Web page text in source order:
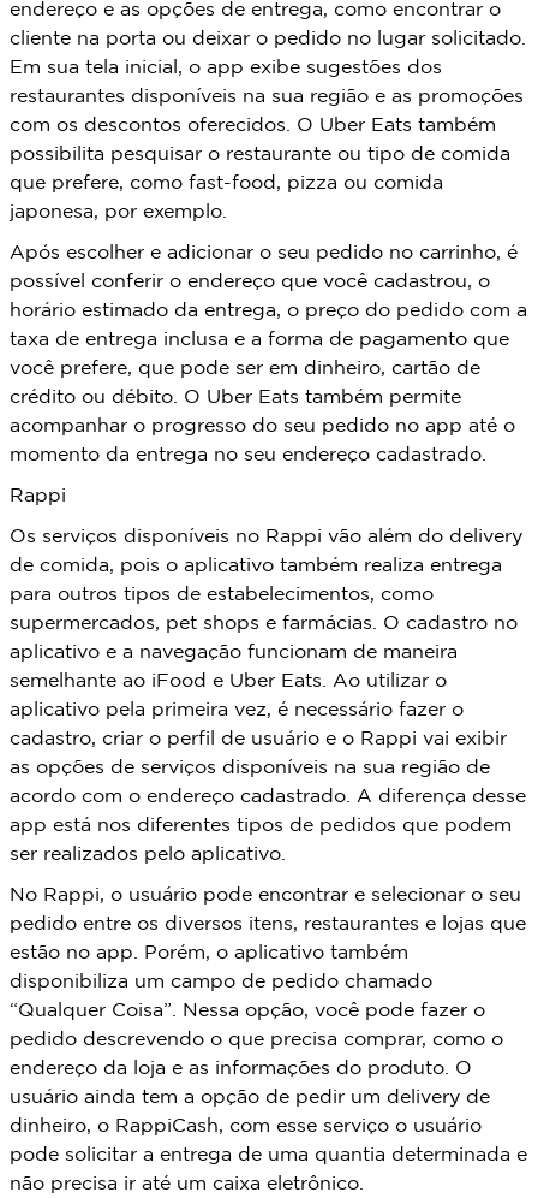
endereço e as opções de entrega, como encontrar o
cliente na porta ou deixar o pedido no lugar solicitado.
Em sua tela inicial, o app exibe sugestões dos
restaurantes disponíveis na sua região e as promoções
com os descontos oferecidos. O Uber Eats também
possibilita pesquisar o restaurante ou tipo de comida
que prefere, como fast-food, pizza ou comida
japonesa, por exemplo.
Após escolher e adicionar o seu pedido no carrinho, é
possível conferir o endereço que você cadastrou, o
horário estimado da entrega, o preço do pedido com a
taxa de entrega inclusa e a forma de pagamento que
você prefere, que pode ser em dinheiro, cartão de
crédito ou débito. O Uber Eats também permite
acompanhar o progresso do seu pedido no app até o
momento da entrega no seu endereço cadastrado.
Rappi
Os serviços disponíveis no Rappi vão além do delivery
de comida, pois o aplicativo também realiza entrega
para outros tipos de estabelecimentos, como
supermercados, pet shops e farmácias. O cadastro no
aplicativo e a navegação funcionam de maneira
semelhante ao iFood e Uber Eats. Ao utilizar o
aplicativo pela primeira vez, é necessário fazer o
cadastro, criar o perfil de usuário e o Rappi vai exibir
as opções de serviços disponíveis na sua região de
acordo com o endereço cadastrado. A diferença desse
app está nos diferentes tipos de pedidos que podem
ser realizados pelo aplicativo.
No Rappi, o usuário pode encontrar e selecionar o seu
pedido entre os diversos itens, restaurantes e lojas que
estão no app. Porém, o aplicativo também
disponibiliza um campo de pedido chamado
“Qualquer Coisa”. Nessa opção, você pode fazer o
pedido descrevendo o que precisa comprar, como o
endereço da loja e as informações do produto. O
usuário ainda tem a opção de pedir um delivery de
dinheiro, o RappiCash, com esse serviço o usuário
pode solicitar a entrega de uma quantia determinada e
não precisa ir até um caixa eletrônico.